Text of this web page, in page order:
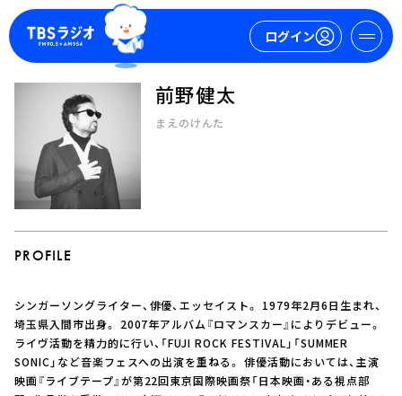
ログイン
マイページ
ログイン
今日の番組表
週間番組表
トピックス
TBS Podcast
前野健太
まえのけんた
PROFILE
シンガーソングライター、俳優、エッセイスト。 1979年2月6日生まれ、
埼玉県入間市出身。 2007年アルバム『ロマンスカー』によりデビュー。
ライヴ活動を精力的に行い、「FUJI ROCK FESTIVAL」「SUMMER
SONIC」など音楽フェスへの出演を重ねる。 俳優活動においては、主演
映画『ライブテープ』が第22回東京国際映画祭「日本映画・ある視点部